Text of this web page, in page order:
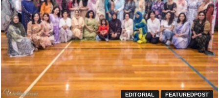
EDITORIAL FEATUREDPOST